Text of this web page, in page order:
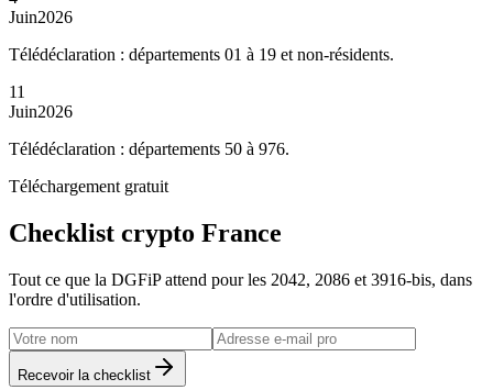
Juin2026
Télédéclaration : départements 01 à 19 et non-résidents.
11
Juin2026
Télédéclaration : départements 50 à 976.
Téléchargement gratuit
Checklist crypto France
Tout ce que la DGFiP attend pour les 2042, 2086 et 3916-bis, dans
l'ordre d'utilisation.
Recevoir la checklist